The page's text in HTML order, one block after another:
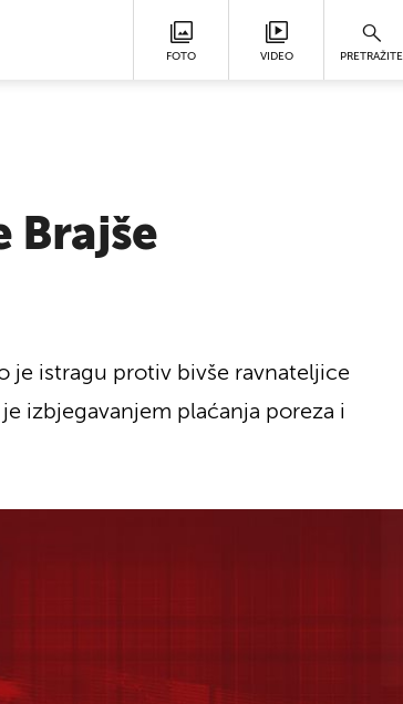
FOTO VIDEO PRETRAŽITE
Brajše
je istragu protiv bivše ravnateljice
izbjegavanjem plaćanja poreza i